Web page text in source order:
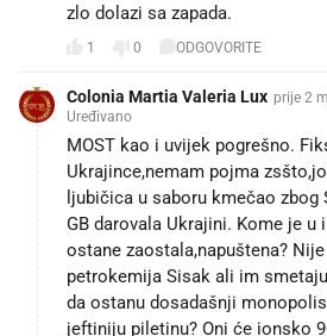
zlo dolazi sa zapada.
1 0 ODGOVORITE
Colonia Martia Valeria Lux prije 2
Uređivano
MOST kao i uvijek pogrešno.
Ukrajince,nemam pojma
ljubičica u saboru kmečao
GB darovala Ukrajini. Kome je u
ostane zaostala,napuštena?
petrokemija Sisak ali im
da ostanu dosadašnji
jeftiniju piletinu? Oni će ionsko